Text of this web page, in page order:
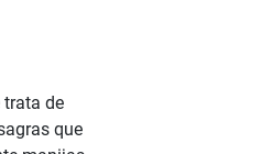
trata de
que